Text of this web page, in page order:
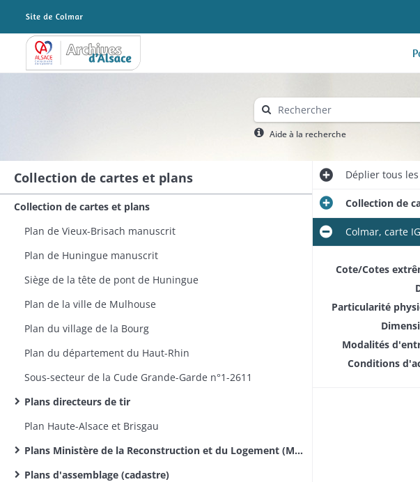
Archives Alsace - Colmar
Aide à la recherche
Collection de cartes et plans
Collection de cartes et plans
Plan de Vieux-Brisach manuscrit
Plan de Huningue manuscrit​
Siège de la tête de pont de Huningue
Plan de la ville de Mulhouse
Plan du village de la Bourg
Plan du département du Haut-Rhin
Sous-secteur de la Cude Grande-Garde n°1-2611​
Plans directeurs de tir
Plan Haute-Alsace et Brisgau
Plans Ministère de la Reconstruction et du Logement (MRL)
Plans d'assemblage (cadastre)
Dépliertous les
Collection de
Colmar, carte
Cote/Cotes
Particularité
Modalités
Conditions